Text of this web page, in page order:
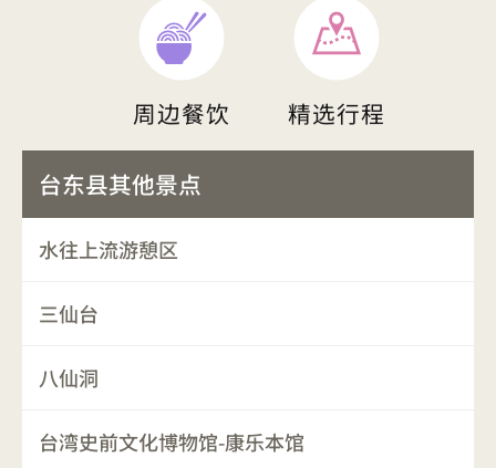
周边餐饮 精选行程
台东县其他景点
水往上流游憩区
三仙台
八仙洞
台湾史前文化博物馆-康乐本馆